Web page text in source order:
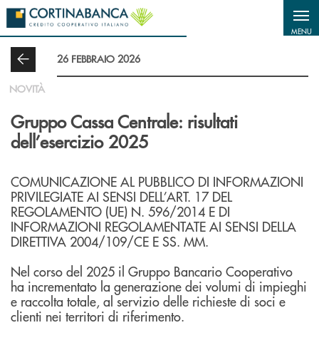
Salta al contenuto principale
MENU
26 FEBBRAIO 2026
NOVITÀ
Gruppo Cassa Centrale: risultati
dell’esercizio 2025
COMUNICAZIONE AL PUBBLICO DI INFORMAZIONI
PRIVILEGIATE AI SENSI DELL’ART. 17 DEL
REGOLAMENTO (UE) N. 596/2014 E DI
INFORMAZIONI REGOLAMENTATE AI SENSI DELLA
DIRETTIVA 2004/109/CE E SS. MM.
Nel corso del 2025 il Gruppo Bancario Cooperativo
ha incrementato la generazione dei volumi di impieghi
e raccolta totale, al servizio delle richieste di soci e
clienti nei territori di riferimento.